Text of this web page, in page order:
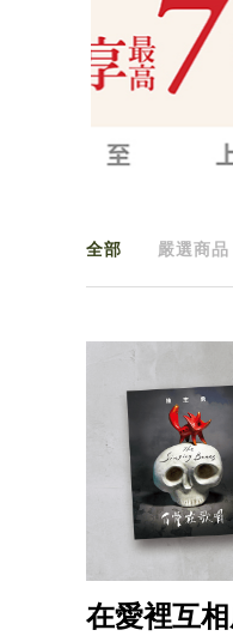
全部 嚴選商品
在愛裡互